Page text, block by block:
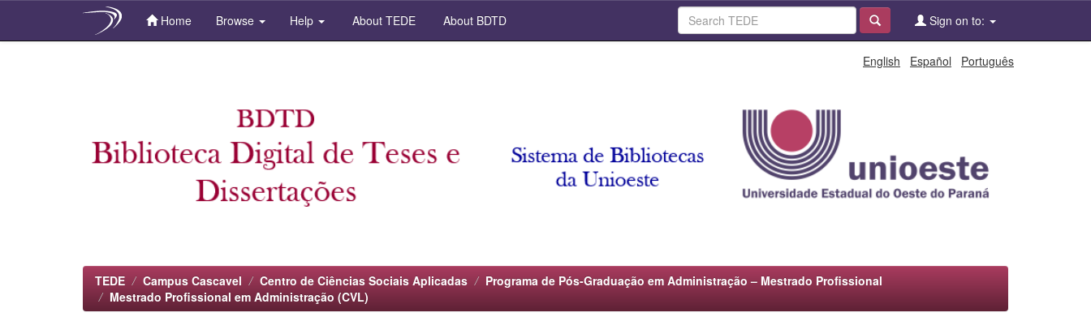
Home Browse Help About TEDE About BDTD Sign on to:
English Español Português
TEDE Campus Cascavel Centro de Ciências Sociais Aplicadas
Programa de Pós-Graduação em Administração – Mestrado Profissional
Mestrado Profissional em Administração (CVL)